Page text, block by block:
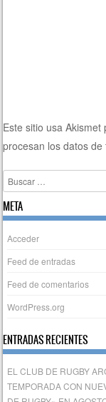
Este sitio usa
procesan los datos
Buscar
META
Acceder
Feed de entradas
Feed de comentarios
WordPress.org
ENTRADAS RECIENTES
EL CLUB DE RUGBY
TEMPORADA CON